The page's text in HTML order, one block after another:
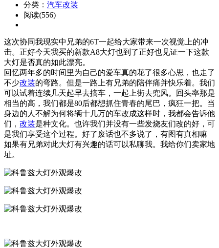
分类： 汽车改装
阅读(556)
这次协同我现实中兄弟的6T一起给大家带来一次视觉上的冲
击。正好今天我买的新款A8大灯也到了正好也见证一下这款
大灯是否真的如此漂亮。
回忆两年多的时间里为自己的爱车真的花了很多心思，也走了
不少改装的弯路。但是一路上有兄弟的陪伴痛并快乐着。我们
可以试着连续几天起早去搞车，一起上街去兜风。回头率那是
相当的高，我们都是80后都想抓住青春的尾巴，疯狂一把。当
身边的人不解为何将辆十几万的车改成这样时，我都会告诉他
们， 改装是种文化。也许我们并没有一些发烧友们改的好，可
是我们享受这个过程。好了废话也不多说了，有图有真相嘛
如果有兄弟对此大灯有兴趣的话可以私聊我。我给你们卖家地
址。